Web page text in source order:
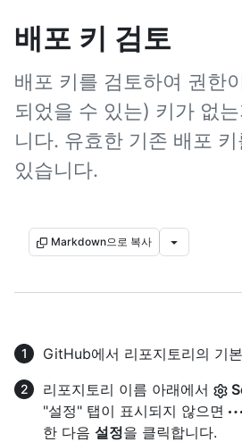
배포 키 검토
배포 키를 검토하여 권한
되었을 수 있는) 키가 없
니다. 유효한 기존 배포
있습니다.
Markdown으로 복사
GitHub에서 리포지토리의 기
리포지토리 이름 아래에서
"설정" 탭이 표시되지 않으면
한 다음 설정을 클릭합니다.